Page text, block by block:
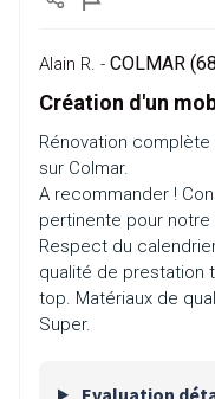
Alain R. - COLMAR
Création d'un
Rénovation
sur Colmar.
A recommander !
pertinente pour notre
Respect du
qualité de prestation
top. Matériaux de
Super.
Evaluation